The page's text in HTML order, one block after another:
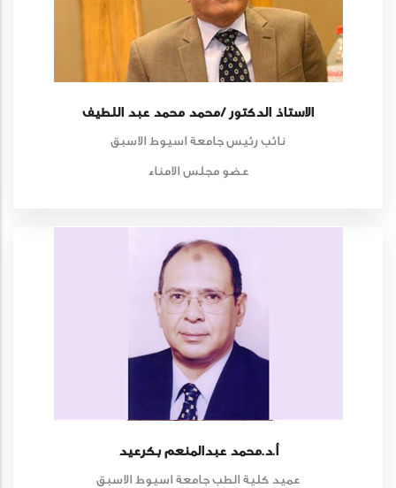
الاستاذ الدكتور /محمد محمد عبد اللطيف
نائب رئيس جامعة اسيوط الاسبق
عضو مجلس الامناء
أ.د.محمد عبدالمنعم بكرعيد
عميد كلية الطب جامعة اسيوط الاسبق